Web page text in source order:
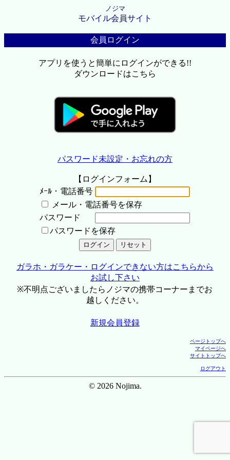
ノジマ
モバイル会員サイト
会員ログイン
アプリを使うと簡単にログインができる!!
ダウンロードはこちら
パスワード未設定・お忘れの方
【ログインフォーム】
ﾒｰﾙ・電話番号
メール・電話番号を保存
パスワード
パスワードを保存
ガラホ・ガラケー・ログインできない方はこちらから
お試し下さい
※不明点ございましたらノジマの携帯コーナーまでお
越しください。
新規会員登録
ページトップへ
マイページへ
サイトトップへ
ログアウト
© 2026 Nojima.